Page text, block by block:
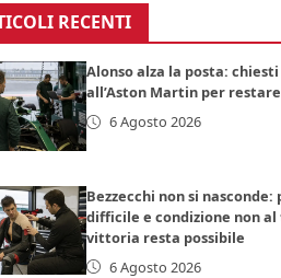
RECENTI
Alonso alza la posta:
all’Aston Martin per
6 Agosto 2026
Bezzecchi non si nasconde:
difficile e condizione non al
vittoria resta possibile
6 Agosto 2026